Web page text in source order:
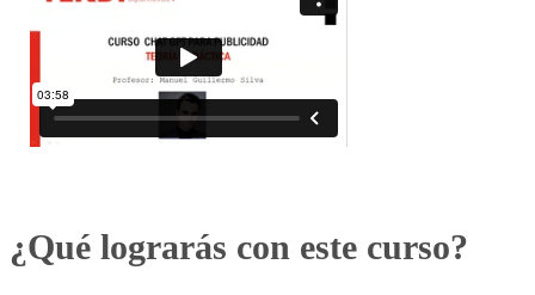
¿Qué lograrás con este curso?